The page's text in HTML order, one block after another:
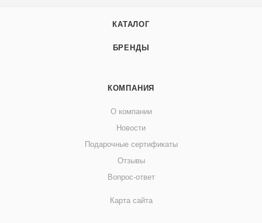
КАТАЛОГ
БРЕНДЫ
КОМПАНИЯ
О компании
Новости
Подарочные сертификаты
Отзывы
Вопрос-ответ
Карта сайта